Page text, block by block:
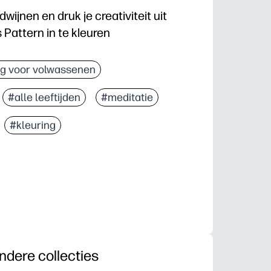
en druk je creativiteit uit
in te kleuren
printen en aan de slag zonder
zorgen voor een stabiele kleuring
of tijdens de pauze - een kalmerende activiteit
opnieuw af om nieuwe kleurenpaletten te
voor volwassenen
#alle leeftijden #meditatie
#kleuring
collecties